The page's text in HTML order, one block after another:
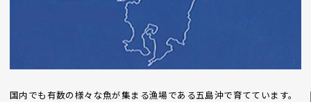
国内でも有数の様々な魚が集まる漁場である五島沖で育てています。